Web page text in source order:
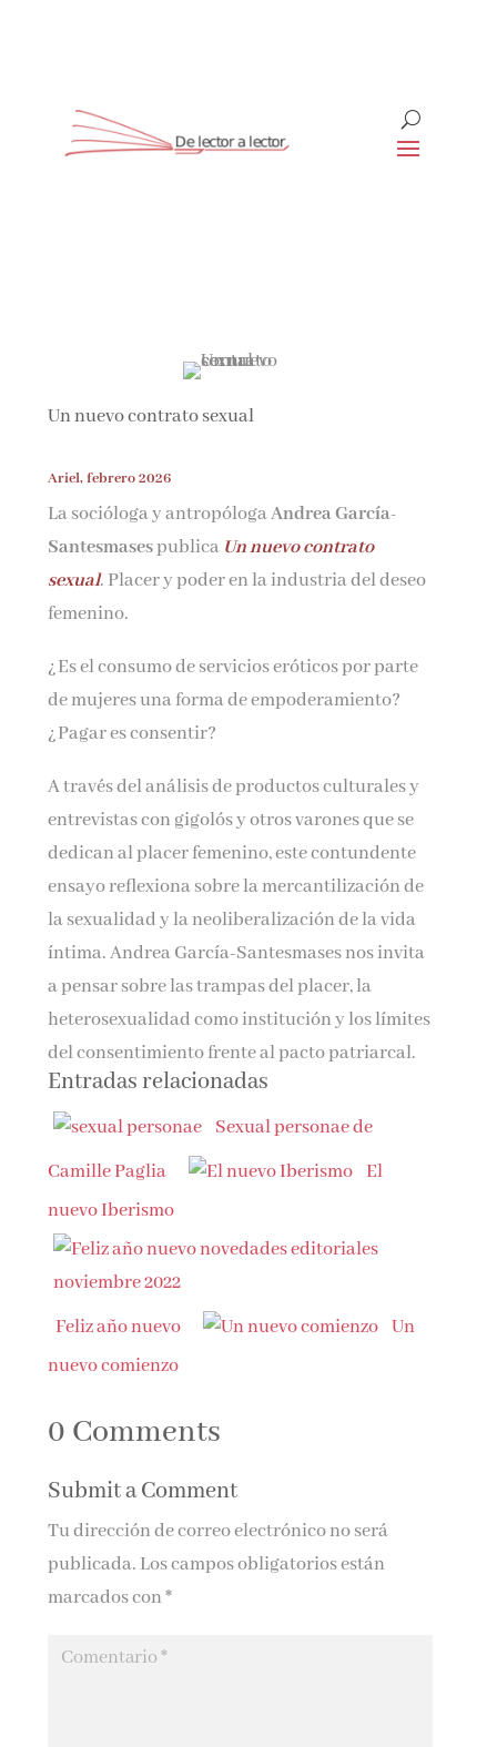
Un nuevo contrato sexual
Ariel, febrero 2026
La socióloga y antropólogaAndrea García-
Santesmasespublica Un nuevo contrato
sexual. Placer y poder en la industria del deseo
femenino.
¿Es el consumo de servicios eróticos por parte
de mujeres una forma de empoderamiento?
¿Pagar es consentir?
A través del análisis de productos culturales y
entrevistas con gigolós y otros varones que se
dedican al placer femenino, este contundente
ensayo reflexiona sobre la mercantilización de
la sexualidad y la neoliberalización de la vida
íntima. Andrea García-Santesmases nos invita
a pensar sobre las trampas del placer, la
heterosexualidad como institución y los límites
del consentimiento frente al pacto patriarcal.
Entradas relacionadas
Sexual personae de
Camille Paglia
El
nuevo Iberismo
Feliz año nuevo
Un
nuevo comienzo
0 Comments
Submit a Comment
Tu dirección de correo electrónico no será
publicada. Los campos obligatorios están
marcados con*
Suscríbete
Únete a nuestra comunidad de amantes de la
Nombre*
términos y condiciones
de privacidad